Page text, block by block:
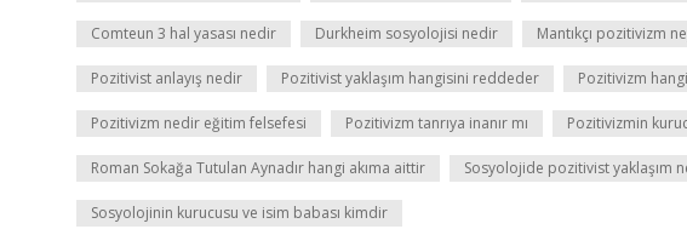
Comteun 3 hal yasası nedir Durkheim sosyolojisi nedir Mantıkçı pozitivizm
Pozitivist anlayış nedir Pozitivist yaklaşım hangisini reddeder Pozitivizm
Pozitivizm nedir eğitim felsefesi Pozitivizm tanrıya inanır mı Pozitivizmin
Roman Sokağa Tutulan Aynadır hangi akıma aittir Sosyolojide pozitivist yaklaşım
Sosyolojinin kurucusu ve isim babası kimdir